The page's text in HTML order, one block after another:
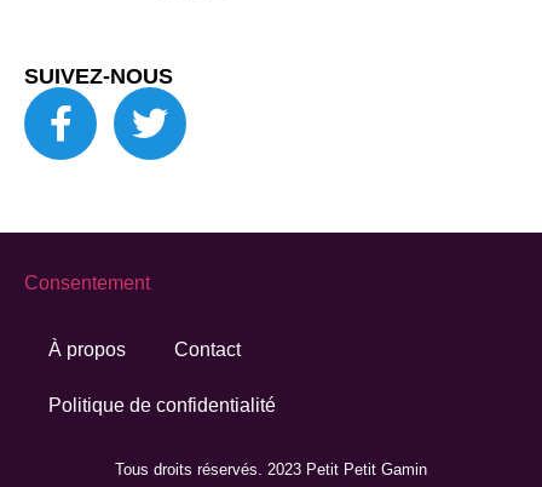
SUIVEZ-NOUS
Tous droits réservés. 2023 Petit Petit Gamin
À propos Contact
Politique de confidentialité
Consentement